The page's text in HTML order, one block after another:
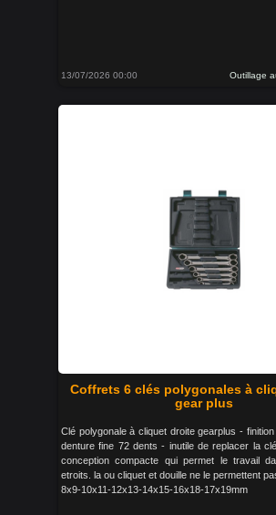
13/07/2026 00:00 Outillage
Coffrets 6 clés polygonales à
gear plus
Clé polygonale à cliquet droite gearplus -
denture fine 72 dents - inutile de replacer la
conception compacte qui permet le travail
etroits. la ou cliquet et douille ne le permettent
8x9-10x11-12x13-14x15-16x18-17x19mm